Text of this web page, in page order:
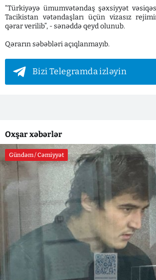
“Türkiyəyə ümumvətəndaş şəxsiyyət
Tacikistan vətəndaşları üçün vizasız
qərar verilib”, - sənəddə qeyd olunub.
Qərarın səbəbləri açıqlanmayıb.
Bizi Telegramda izləyin
Oxşar xəbərlər
Gündəm / Cəmiyyət